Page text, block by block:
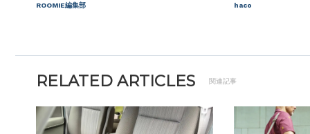
ROOMIE編集部 haco
RELATED ARTICLES 関連記事